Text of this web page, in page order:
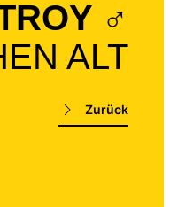
♂
ALT
Zurück